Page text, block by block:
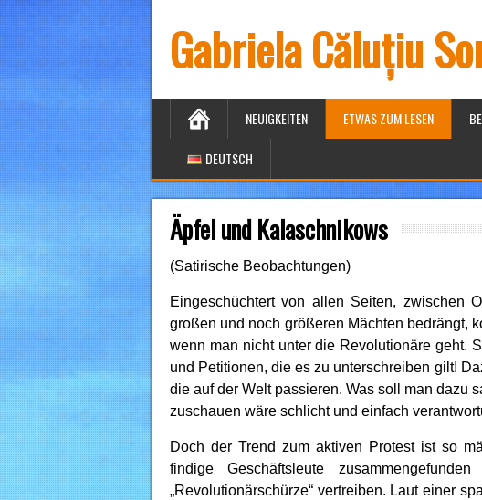
Gabriela Căluțiu
NEUIGKEITEN ETWAS ZUM LESEN
DEUTSCH
Äpfel und Kalaschnikows
(Satirische Beobachtungen)
Eingeschüchtert von allen Seiten, zwischen
großen und noch größeren Mächten bedrängt,
wenn man nicht unter die Revolutionäre geht.
und Petitionen, die es zu unterschreiben gilt!
die auf der Welt passieren. Was soll man dazu
zuschauen wäre schlicht und einfach
Doch der Trend zum aktiven Protest ist so
findige Geschäftsleute
„Revolutionärschürze“ vertreiben. Laut einer